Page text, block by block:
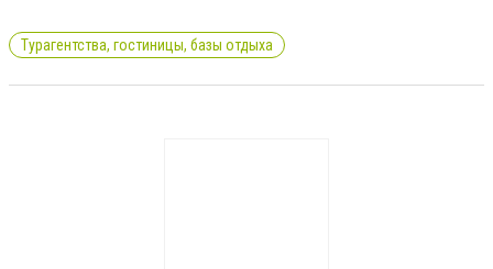
Турагентства, гостиницы, базы отдыха